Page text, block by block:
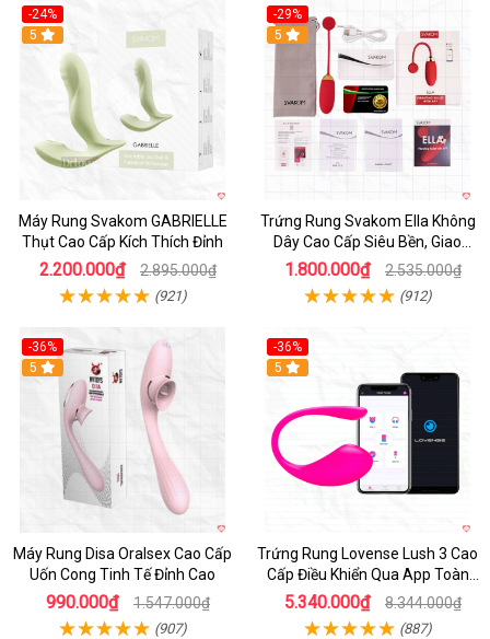
-24%
Hot
5
Máy Rung Svakom GABRIELLE
Thụt Cao Cấp Kích Thích Đỉnh
2.200.000₫ 2.895.000₫
(921)
-29%
5
Trứng Rung Svakom Ella Không
Dây Cao Cấp Siêu Bền, Giao
Nhanh
1.800.000₫ 2.535.000₫
(912)
-36%
5
Máy Rung Disa Oralsex Cao Cấp
Uốn Cong Tinh Tế Đỉnh Cao
990.000₫ 1.547.000₫
(907)
-36%
Hot
5
Trứng Rung Lovense Lush 3 Cao
Cấp Điều Khiển Qua App Toàn
Cầu
5.340.000₫ 8.344.000₫
(887)